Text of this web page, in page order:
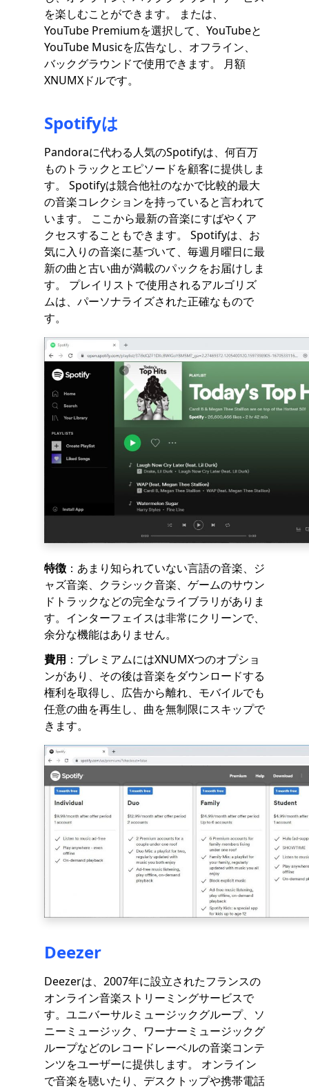
を楽しむことができます。 または、
YouTube Premiumを選択して、YouTubeと
YouTube Musicを広告なし、オフライン、
バックグラウンドで使用できます。 月額
XNUMXドルです。
Spotifyは
Pandoraに代わる人気のSpotifyは、何百万
ものトラックとエピソードを顧客に提供しま
す。 Spotifyは競合他社のなかで比較的最大
の音楽コレクションを持っていると言われて
います。 ここから最新の音楽にすばやくア
クセスすることもできます。 Spotifyは、お
気に入りの音楽に基づいて、毎週月曜日に最
新の曲と古い曲が満載のパックをお届けしま
す。 プレイリストで使用されるアルゴリズ
ムは、パーソナライズされた正確なもので
す。
特徴 ：あまり知られていない言語の音楽、ジ
ャズ音楽、クラシック音楽、ゲームのサウン
ドトラックなどの完全なライブラリがありま
す。インターフェイスは非常にクリーンで、
余分な機能はありません。
費用 ：プレミアムにはXNUMXつのオプショ
ンがあり、その後は音楽をダウンロードする
権利を取得し、広告から離れ、モバイルでも
任意の曲を再生し、曲を無制限にスキップで
きます。
Deezer
Deezerは、2007年に設立されたフランスの
オンライン音楽ストリーミングサービスで
す。ユニバーサルミュージックグループ、ソ
ニーミュージック、ワーナーミュージックグ
ループなどのレコードレーベルの音楽コンテ
ンツをユーザーに提供します。 オンライン
で音楽を聴いたり、デスクトップや携帯電話